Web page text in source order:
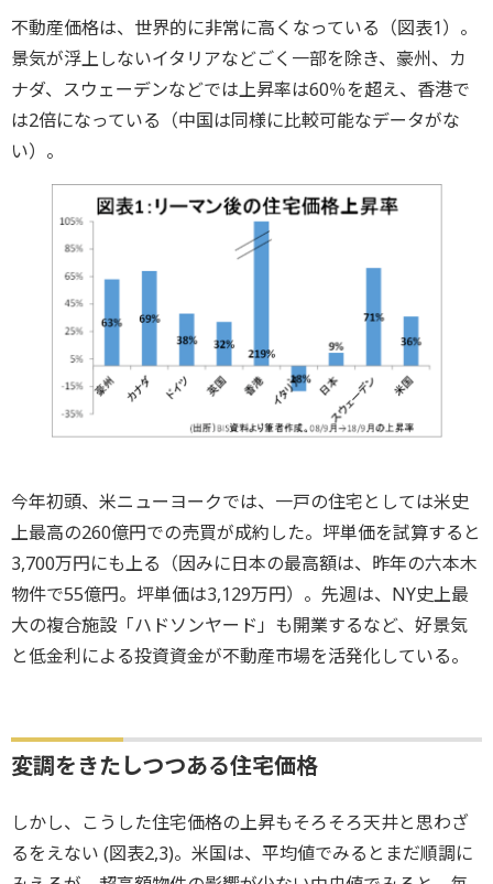
不動産価格は、世界的に非常に高くなっている（図表1）。
景気が浮上しないイタリアなどごく一部を除き、豪州、カ
ナダ、スウェーデンなどでは上昇率は60％を超え、香港で
は2倍になっている（中国は同様に比較可能なデータがな
い）。
今年初頭、米ニューヨークでは、一戸の住宅としては米史
上最高の260億円での売買が成約した。坪単価を試算すると
3,700万円にも上る（因みに日本の最高額は、昨年の六本木
物件で55億円。坪単価は3,129万円）。先週は、NY史上最
大の複合施設「ハドソンヤード」も開業するなど、好景気
と低金利による投資資金が不動産市場を活発化している。
変調をきたしつつある住宅価格
しかし、こうした住宅価格の上昇もそろそろ天井と思わざ
るをえない (図表2,3)。米国は、平均値でみるとまだ順調に